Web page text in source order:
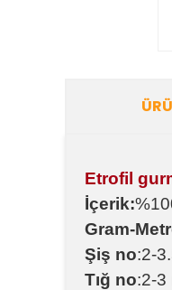
Etrofil
İçerik:
Gram-
Şiş no:2-
Tığ no:2-3